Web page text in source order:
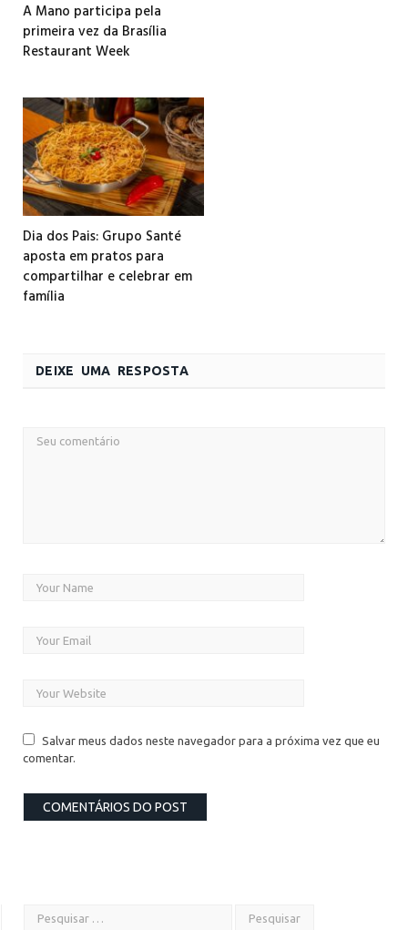
A Mano participa pela
primeira vez da Brasília
Restaurant Week
Dia dos Pais: Grupo Santé
aposta em pratos para
compartilhar e celebrar em
família
DEIXE UMA RESPOSTA
Salvar meus dados neste navegador para a próxima vez que eu
comentar.